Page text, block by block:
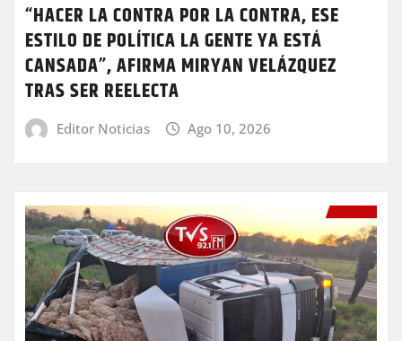
“HACER LA CONTRA POR LA CONTRA, ESE
ESTILO DE POLÍTICA LA GENTE YA ESTÁ
CANSADA”, AFIRMA MIRYAN VELÁZQUEZ
TRAS SER REELECTA
Editor Noticias Ago 10, 2026